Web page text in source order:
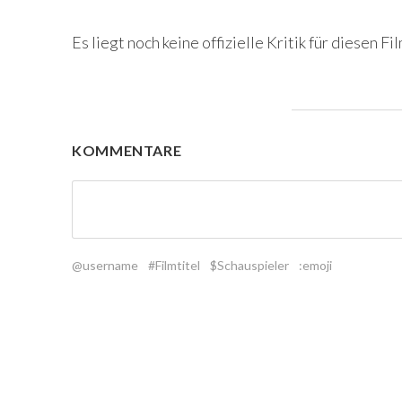
Es liegt noch keine offizielle Kritik für diesen
KOMMENTARE
@username #Filmtitel $Schauspieler :emoji